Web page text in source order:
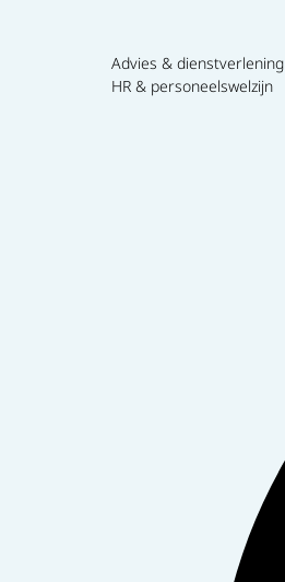
Advies & dienstverlening
HR & personeelswelzijn